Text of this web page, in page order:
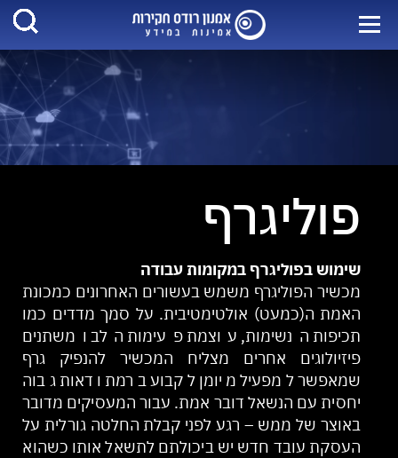
פוליגרף
שימוש בפוליגרף במקומות עבודה
מכשיר הפוליגרף משמש בעשורים האחרונים כמכונת
האמת ה(כמעט) אולטימטיבית. על סמך מדדים כמו
תכיפות הנשימות, עוצמת פעימות הלב ומשתנים
פיזיולוגים אחרים מצליח המכשיר להנפיק גרף
שמאפשר למפעיל מיומן לקבוע ברמת ודאות גבוה
יחסית עם הנשאל דובר אמת. עבור המעסיקים מדובר
באוצר של ממש – רגע לפני קבלת החלטה גורלית על
העסקת עובד חדש יש ביכולתם לתשאל אותו כשהוא